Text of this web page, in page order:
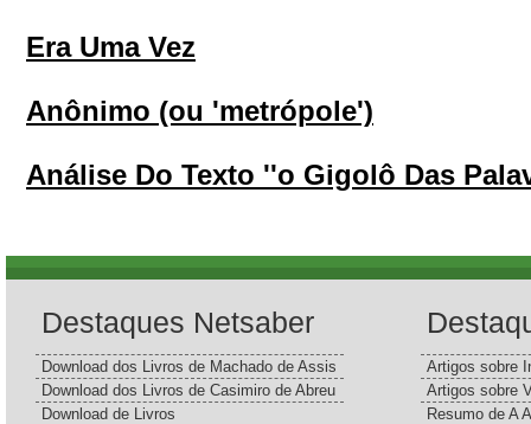
Era Uma Vez
Anônimo (ou 'metrópole')
Análise Do Texto ''o Gigolô Das
Destaques Netsaber
Download dos Livros de Machado de Assis
Download dos Livros de Casimiro de Abreu
Download de Livros
Artigos sobre
Artigos sobre
Resumo de A